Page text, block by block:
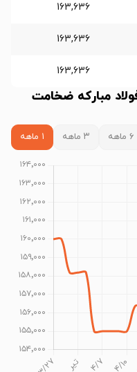
163,636
163,636
163,636
مبارکه ضخامت
۶ ماهه ۳ ماهه ۱ ماهه